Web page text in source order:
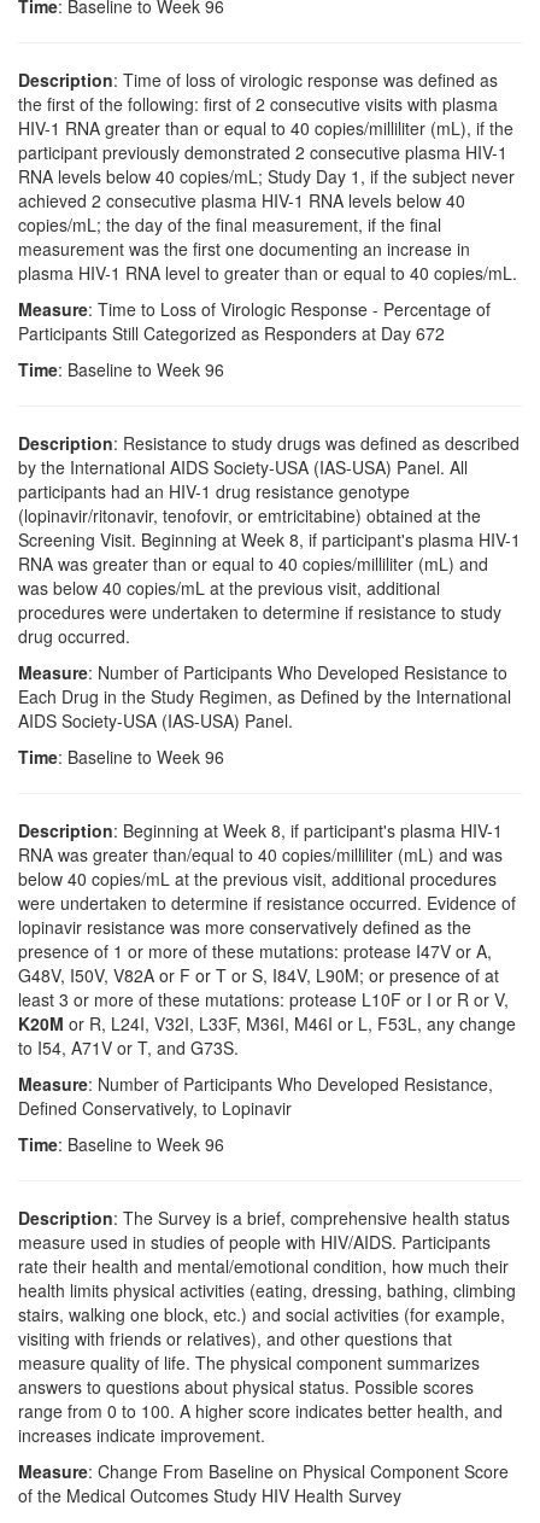
Time: Baseline to Week 96
Description: Time of loss of virologic response was defined as
the first of the following: first of 2 consecutive visits with plasma
HIV-1 RNA greater than or equal to 40 copies/milliliter (mL), if the
participant previously demonstrated 2 consecutive plasma HIV-1
RNA levels below 40 copies/mL; Study Day 1, if the subject never
achieved 2 consecutive plasma HIV-1 RNA levels below 40
copies/mL; the day of the final measurement, if the final
measurement was the first one documenting an increase in
plasma HIV-1 RNA level to greater than or equal to 40 copies/mL.
Measure: Time to Loss of Virologic Response - Percentage of
Participants Still Categorized as Responders at Day 672
Time: Baseline to Week 96
Description: Resistance to study drugs was defined as described
by the International AIDS Society-USA (IAS-USA) Panel. All
participants had an HIV-1 drug resistance genotype
(lopinavir/ritonavir, tenofovir, or emtricitabine) obtained at the
Screening Visit. Beginning at Week 8, if participant's plasma HIV-1
RNA was greater than or equal to 40 copies/milliliter (mL) and
was below 40 copies/mL at the previous visit, additional
procedures were undertaken to determine if resistance to study
drug occurred.
Measure: Number of Participants Who Developed Resistance to
Each Drug in the Study Regimen, as Defined by the International
AIDS Society-USA (IAS-USA) Panel.
Time: Baseline to Week 96
Description: Beginning at Week 8, if participant's plasma HIV-1
RNA was greater than/equal to 40 copies/milliliter (mL) and was
below 40 copies/mL at the previous visit, additional procedures
were undertaken to determine if resistance occurred. Evidence of
lopinavir resistance was more conservatively defined as the
presence of 1 or more of these mutations: protease I47V or A,
G48V, I50V, V82A or F or T or S, I84V, L90M; or presence of at
least 3 or more of these mutations: protease L10F or I or R or V,
K20M or R, L24I, V32I, L33F, M36I, M46I or L, F53L, any change
to I54, A71V or T, and G73S.
Measure: Number of Participants Who Developed Resistance,
Defined Conservatively, to Lopinavir
Time: Baseline to Week 96
Description: The Survey is a brief, comprehensive health status
measure used in studies of people with HIV/AIDS. Participants
rate their health and mental/emotional condition, how much their
health limits physical activities (eating, dressing, bathing, climbing
stairs, walking one block, etc.) and social activities (for example,
visiting with friends or relatives), and other questions that
measure quality of life. The physical component summarizes
answers to questions about physical status. Possible scores
range from 0 to 100. A higher score indicates better health, and
increases indicate improvement.
Measure: Change From Baseline on Physical Component Score
of the Medical Outcomes Study HIV Health Survey